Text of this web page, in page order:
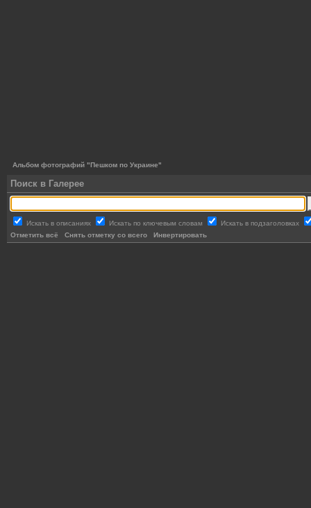
Альбом фотографий "Пешком по Украине"
Поиск в Галерее
Искать в описаниях Искать по ключевым словам
Искать в подзаголовках
Отметить всё
Снять отметку со всего Инвертировать